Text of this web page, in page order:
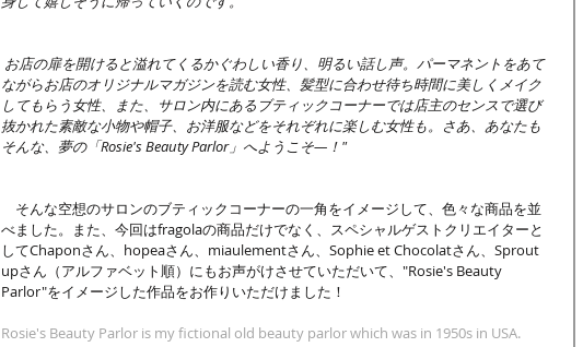
ながらお店のオリジナルマガジンを読む女性、髪型に合わせ待ち時間に美しくメイク
してもらう女性、また、サロン内にあるブティックコーナーでは店主のセンスで選び
抜かれた素敵な小物や帽子、お洋服などをそれぞれに楽しむ女性も。さあ、あなたも
そんな、夢の「Rosie's Beauty Parlor」へようこそ—！"
そんな空想のサロンのブティックコーナーの一角をイメージして、色々な商品を並
べました。また、今回はfragolaの商品だけでなく、スペシャルゲストクリエイターと
してChaponさん、hopeaさん、miaulementさん、Sophie et Chocolatさん、Sprout
upさん（アルファベット順）にもお声がけさせていただいて、"Rosie's Beauty
Parlor"をイメージした作品をお作りいただけました！
Rosie's Beauty Parlor is my fictional old beauty parlor which was in 1950s in USA.